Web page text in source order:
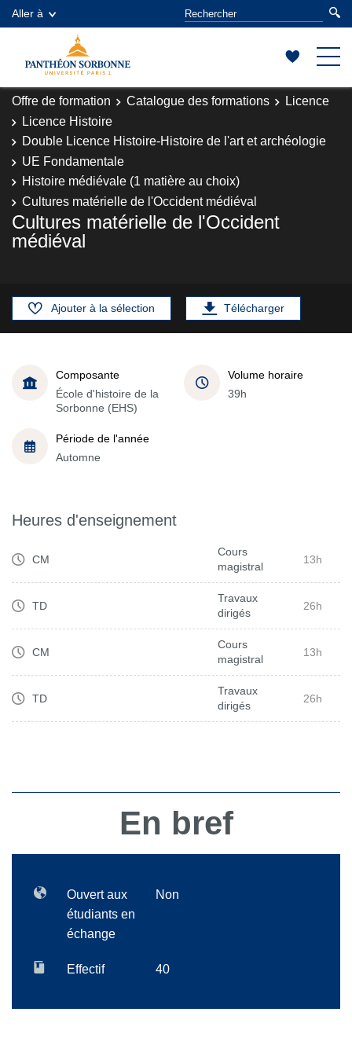
Aller à
Offre de formation Catalogue des formations
Licence
Licence Histoire
Double Licence Histoire-Histoire de l'art et archéologie
UE Fondamentale
Histoire médiévale (1 matière au choix)
Cultures matérielle de l'Occident médiéval
Cultures matérielle de l'Occident
médiéval
Ajouter à la sélection Télécharger
Composante
École d'histoire de la
Sorbonne (EHS)
Volume horaire
39h
Période de l'année
Automne
Heures d'enseignement
CM
Cours
magistral
13h
TD
Travaux
dirigés
26h
CM
Cours
magistral
13h
TD
Travaux
dirigés
26h
En bref
Ouvert aux
étudiants en
échange
Non
Effectif 40